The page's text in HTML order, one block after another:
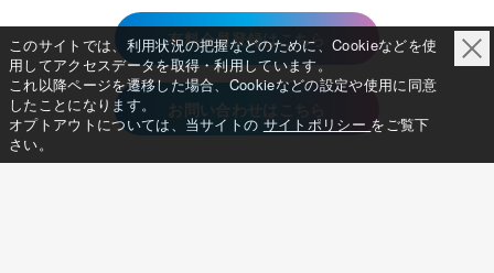
有料会員登録はこちら
お問い合わせはこちら
このサイトでは、利用状況の把握などのために、Cookieなどを使
用してアクセスデータを取得・利用しています。
これ以降ページを遷移した場合、Cookieなどの設定や使用に同意
したことになります。
オプトアウトについては、当サイトの サイトポリシー をご覧下
さい。